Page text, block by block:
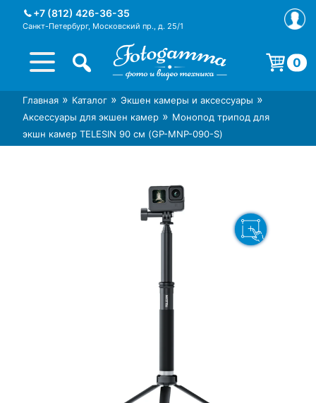
+7 (812) 426-36-35
Санкт-Петербург, Московский пр., д. 25/1
Интернет-магазин фототехники
Foto-Gamma в СПб
Магазин фотоаксессуаров foto-
gamma.ru
0
Корзина пуста.
Главная » Каталог » Экшен камеры и аксессуары »
Аксессуары для экшен камер » Монопод трипод для
экшн камер TELESIN 90 см (GP-MNP-090-S)